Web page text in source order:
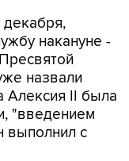
декабря,
накануне -
назвали
Алексия II была
"введением
выполнил с